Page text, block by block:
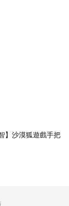
】沙漠狐遊戲手把